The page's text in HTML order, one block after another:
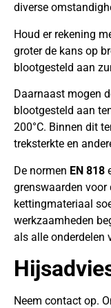
diverse
Houd er rekening
groter de kans op
blootgesteld aan
Daarnaast mogen
blootgesteld aan
200°C. Binnen dit
treksterkte en
De normen EN 818
grenswaarden
kettingmateriaal
werkzaamheden
als alle onderdelen
Neem contact op.